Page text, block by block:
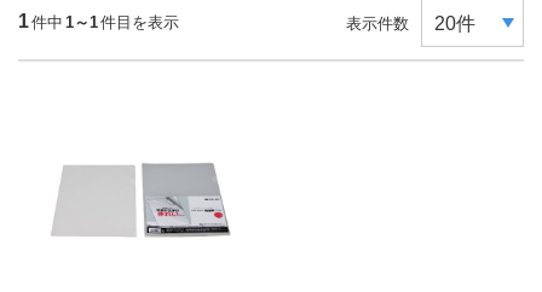
1件中 1～1件目を表示 表示件数